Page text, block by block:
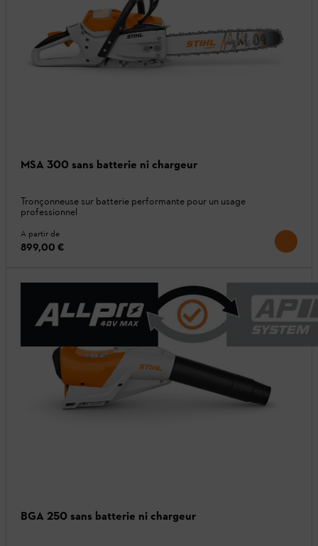
MSA 300 sans batterie ni chargeur
Tronçonneuse sur batterie performante pour un usage
professionnel
A partir de
899,00 €
BGA 250 sans batterie ni chargeur